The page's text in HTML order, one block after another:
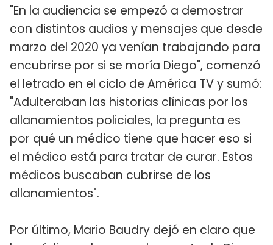
"En la audiencia se empezó a demostrar
con distintos audios y mensajes que desde
marzo del 2020 ya venían trabajando para
encubrirse por si se moría Diego", comenzó
el letrado en el ciclo de América TV y sumó:
"Adulteraban las historias clínicas por los
allanamientos policiales, la pregunta es
por qué un médico tiene que hacer eso si
el médico está para tratar de curar. Estos
médicos buscaban cubrirse de los
allanamientos".
Por último, Mario Baudry dejó en claro que